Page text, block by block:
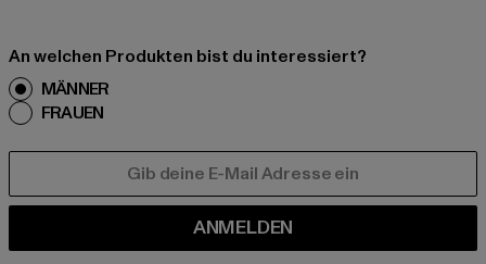
An welchen Produkten bist du interessiert?
MÄNNER
FRAUEN
ANMELDEN